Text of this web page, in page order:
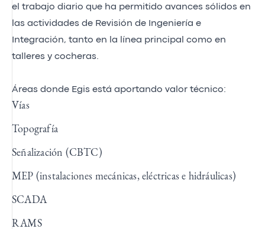
el trabajo diario que ha permitido avances sólidos en
las actividades de Revisión de Ingeniería e
Integración, tanto en la línea principal como en
talleres y cocheras.
Áreas donde Egis está aportando valor técnico:
Vías
Topografía
Señalización (CBTC)
MEP (instalaciones mecánicas, eléctricas e hidráulicas)
SCADA
RAMS